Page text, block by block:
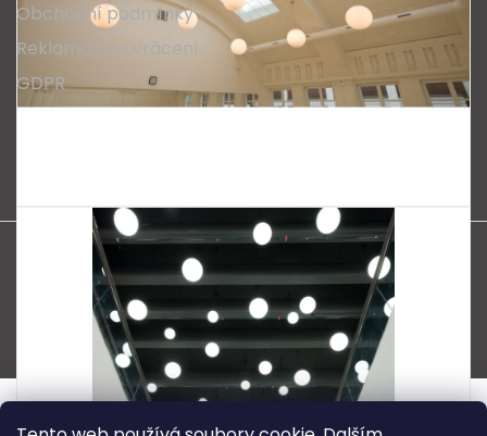
Obchodní podmínky
Reklamace a vrácení
GDPR
Vytvořil Shoptet
Copyright 2026SPECTRUM CZ s.r.o.. Všechna práva
vyhrazena.